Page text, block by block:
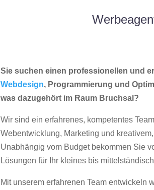
Sie suchen einen professionellen und
Webdesign, Programmierung und
was dazugehört im Raum Bruchsal?
Wir sind ein erfahrenes, kompetentes
Webentwicklung, Marketing und
Unabhängig vom Budget bekommen Sie
Lösungen für Ihr kleines bis
Mit unserem erfahrenen Team entwickeln